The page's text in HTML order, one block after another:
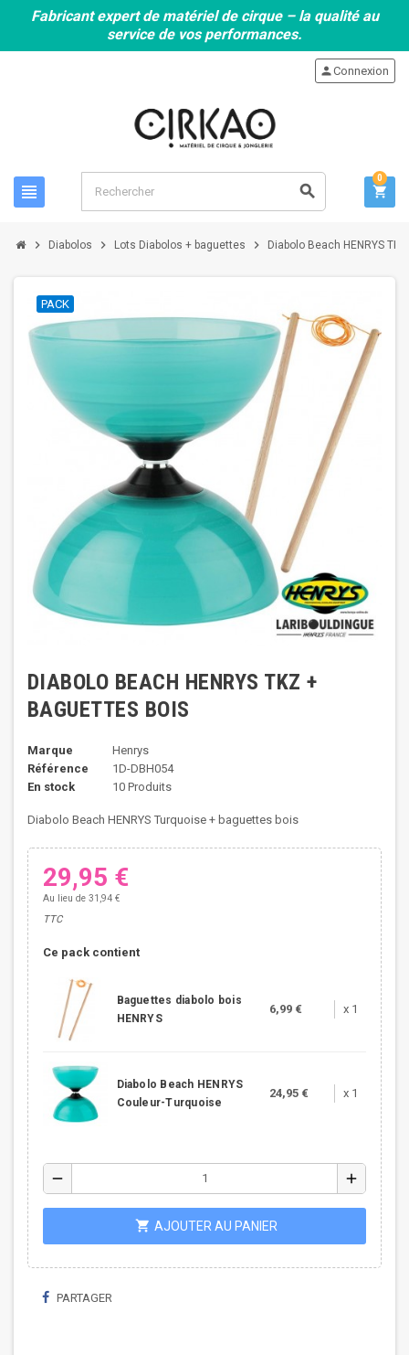
Fabricant expert de matériel de cirque – la qualité au
service de vos performances.
view_headline search
personConnexion
shopping_cart
0
chevron_right Diabolos chevron_right Lots Diabolos + baguettes chevron_right Diabolo Beach HENRYS
PACK
DIABOLO BEACH HENRYS TKZ +
BAGUETTES BOIS
Marque
Henrys
Référence
1D-DBH054
En stock
10 Produits
Diabolo Beach HENRYS Turquoise + baguettes bois
29,95 €
Au lieu de 31,94 €
TTC
Ce pack contient
Baguettes diabolo bois
HENRYS
6,99 € x 1
Diabolo Beach HENRYS
Couleur-Turquoise
24,95 € x 1
remove add
shopping_cart AJOUTER AU PANIER
PARTAGER